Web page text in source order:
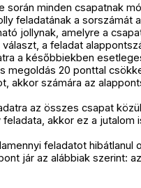
során minden csapatnak
feladatának a
jollynak, amelyre a
a feladat
a későbbiekben
megoldás 20 ponttal
akkor számára az
az összes csapat
akkor ez a jutalom
feladatot
jár az alábbiak szerint: